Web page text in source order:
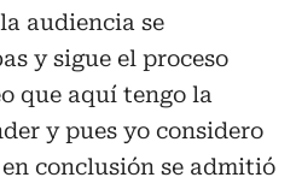
audiencia se
y sigue el proceso
que aquí tengo la
y pues yo considero
conclusión se admitió